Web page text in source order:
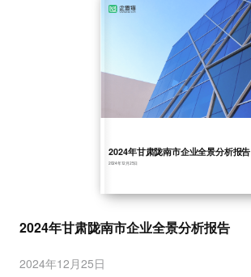
2024年甘肃陇南市企业全景分析报告
2024年12月25日
2024年甘肃陇南市企业全景分析报告
2024年12月25日